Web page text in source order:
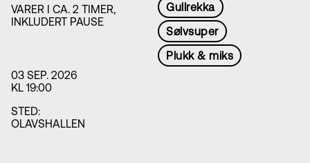
03 SEP. 2026
KL 19:00
VARER I CA. 2 TIMER,
INKLUDERT PAUSE
Gullrekka
Sølvsuper
Plukk & miks
STED:
OLAVSHALLEN